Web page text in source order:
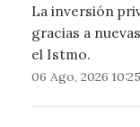
La inversión
gracias a
el Istmo.
06 Ago, 2026